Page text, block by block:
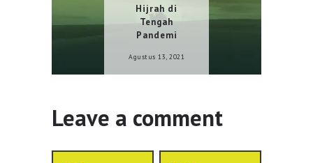
Hijrah di
Tengah
Pandemi
Agustus 13, 2021
Leave a comment